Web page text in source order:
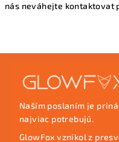
nás neváhejte kontaktovat
Naším poslaním je
najviac potrebujú.
GlowFox vznikol z